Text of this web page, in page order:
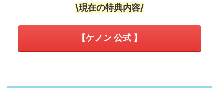
\現在の特典内容/
【ケノン 公式 】